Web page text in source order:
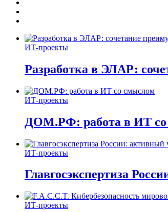
ИТ-проекты
Разработка в ЭЛАР:
ИТ-проекты
ДОМ.РФ: работа в ИТ
ИТ-проекты
Главгосэкспертиза
ИТ-проекты